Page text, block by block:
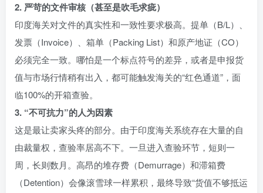
2. 严苛的文件审核（甚至是吹毛求疵）
印度海关对文件的真实性和一致性要求极高。提单（B/L）、
发票（Invoice）、箱单（Packing List）和原产地证（CO）
必须完全一致。哪怕是一个标点符号的差异，或者是申报货
值与市场行情稍有出入，都可能触发海关的“红色通道”，面
临100%的开箱查验。
3. “不可抗力”的人为因素
这是最让卖家头疼的部分。由于印度海关系统存在大量的自
由裁量权，查验率居高不下。一旦进入查验环节，短则一
周，长则数月。高昂的堆存费（Demurrage）和滞箱费
（Detention）会像滚雪球一样累积，最终导致“货值不够抵运